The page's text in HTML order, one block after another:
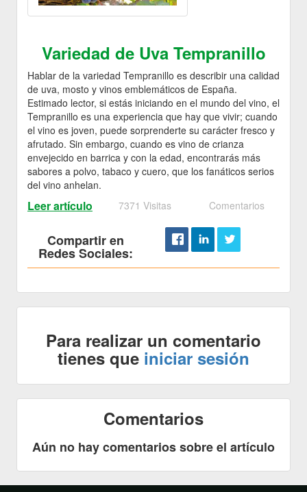
Variedad de Uva Tempranillo
Hablar de la variedad Tempranillo es describir una calidad
de uva, mosto y vinos emblemáticos de España.
Estimado lector, si estás iniciando en el mundo del vino, el
Tempranillo es una experiencia que hay que vivir; cuando
el vino es joven, puede sorprenderte su carácter fresco y
afrutado. Sin embargo, cuando es vino de crianza
envejecido en barrica y con la edad, encontrarás más
sabores a polvo, tabaco y cuero, que los fanáticos serios
del vino anhelan.
Leer artículo 7371 Visitas Comentarios
Compartir en
Redes Sociales:
Para realizar un comentario
tienes que iniciar sesión
Comentarios
Aún no hay comentarios sobre el artículo